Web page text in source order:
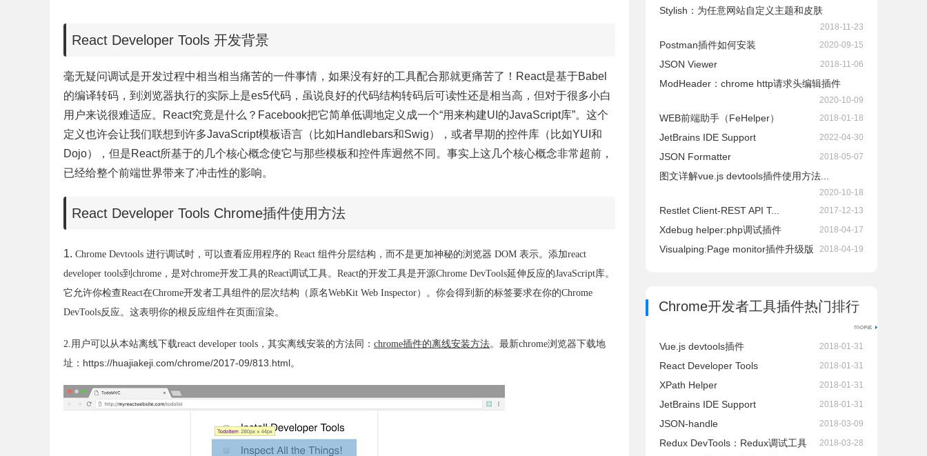
React Developer Tools 开发背景
毫无疑问调试是开发过程中相当相当痛苦的一件事情，如果没有好的工具配合那就更痛苦了！React是基于Babel
的编译转码，到浏览器执行的实际上是es5代码，虽说良好的代码结构转码后可读性还是相当高，但对于很多小白
用户来说很难适应。React究竟是什么？Facebook把它简单低调地定义成一个“用来构建UI的JavaScript库”。这个
定义也许会让我们联想到许多JavaScript模板语言（比如Handlebars和Swig），或者早期的控件库（比如YUI和
Dojo），但是React所基于的几个核心概念使它与那些模板和控件库迥然不同。事实上这几个核心概念非常超前，
已经给整个前端世界带来了冲击性的影响。
React Developer Tools Chrome插件使用方法
1. Chrome Devtools 进行调试时，可以查看应用程序的 React 组件分层结构，而不是更加神秘的浏览器 DOM 表示。添加react
developer tools到chrome，是对chrome开发工具的React调试工具。React的开发工具是开源Chrome DevTools延伸反应的JavaScript库。
它允许你检查React在Chrome开发者工具组件的层次结构（原名WebKit Web Inspector）。你会得到新的标签要求在你的Chrome
DevTools反应。这表明你的根反应组件在页面渲染。
2.用户可以从本站离线下载react developer tools ，其实离线安装的方法同： chrome插件的离线安装方法。 最新chrome浏览器下载地
址：https://huajiakeji.com/chrome/2017-09/813.html。
Stylish：为任意网站自定义主题和皮肤
2018-11-23
Postman插件如何安装 2020-09-15
JSON Viewer 2018-11-06
ModHeader：chrome http请求头编辑插件
2020-10-09
WEB前端助手（FeHelper） 2018-01-18
JetBrains IDE Support 2022-04-30
JSON Formatter 2018-05-07
图文详解vue.js devtools插件使用方法...
2020-10-18
Restlet Client-REST API T... 2017-12-13
Xdebug helper:php调试插件 2018-04-17
Visualping:Page monitor插件升级版 2018-04-19
Chrome开发者工具插件热门排行
Vue.js devtools插件 2018-01-31
React Developer Tools 2018-01-31
XPath Helper 2018-01-31
JetBrains IDE Support 2018-01-31
JSON-handle 2018-03-09
Redux DevTools：Redux调试工具 2018-03-28